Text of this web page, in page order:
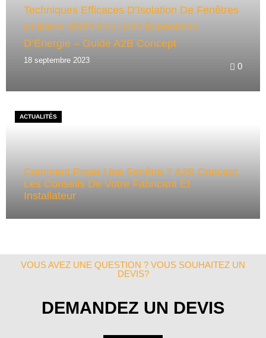
Techniques Efficaces D’Isolation De Fenêtres
Et Baies Vitrée Pour Des Économies
D’Énergie – Guide A2B Concept
18 septembre 2023
0
Comment Poser Une Fenêtre ? A2B Concept,
Les Conseils De Votre Fabricant Et
Installateur
ACTUALITÉS
VOUS AVEZ UNE QUESTION ? VOUS SOUHAITEZ UN
DEVIS?
DEMANDEZ UN DEVIS